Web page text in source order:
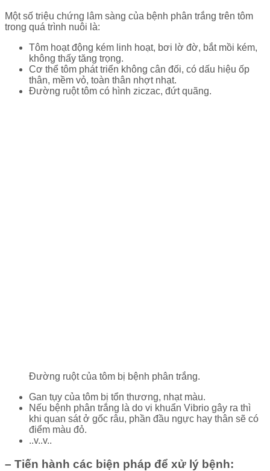
Một số triệu chứng lâm sàng của bệnh phân trắng trên tôm
trong quá trình nuôi là:
Tôm hoạt động kém linh hoạt, bơi lờ đờ, bắt mồi kém,
không thấy tăng trọng.
Cơ thể tôm phát triển không cân đối, có dấu hiệu ốp
thân, mềm vỏ, toàn thân nhợt nhạt.
Đường ruột tôm có hình ziczac, đứt quãng.
Đường ruột của tôm bị bệnh phân trắng.
Gan tụy của tôm bị tổn thương, nhạt màu.
Nếu bệnh phân trắng là do vi khuẩn Vibrio gây ra thì
khi quan sát ở gốc râu, phần đầu ngực hay thân sẽ có
điểm màu đỏ.
..v..v..
– Tiến hành các biện pháp để xử lý bệnh: